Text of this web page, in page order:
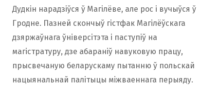
Дудкін нарадзіўся ў Магілёве, але рос і вучыўся ў
Гродне. Пазней скончыў гістфак Магілёўскага
дзяржаўнага ўніверсітэта і паступіў на
магістратуру, дзе абараніў навуковую працу,
прысвечаную беларускаму пытанню ў польскай
нацыянальнай палітыцы міжваеннага перыяду.